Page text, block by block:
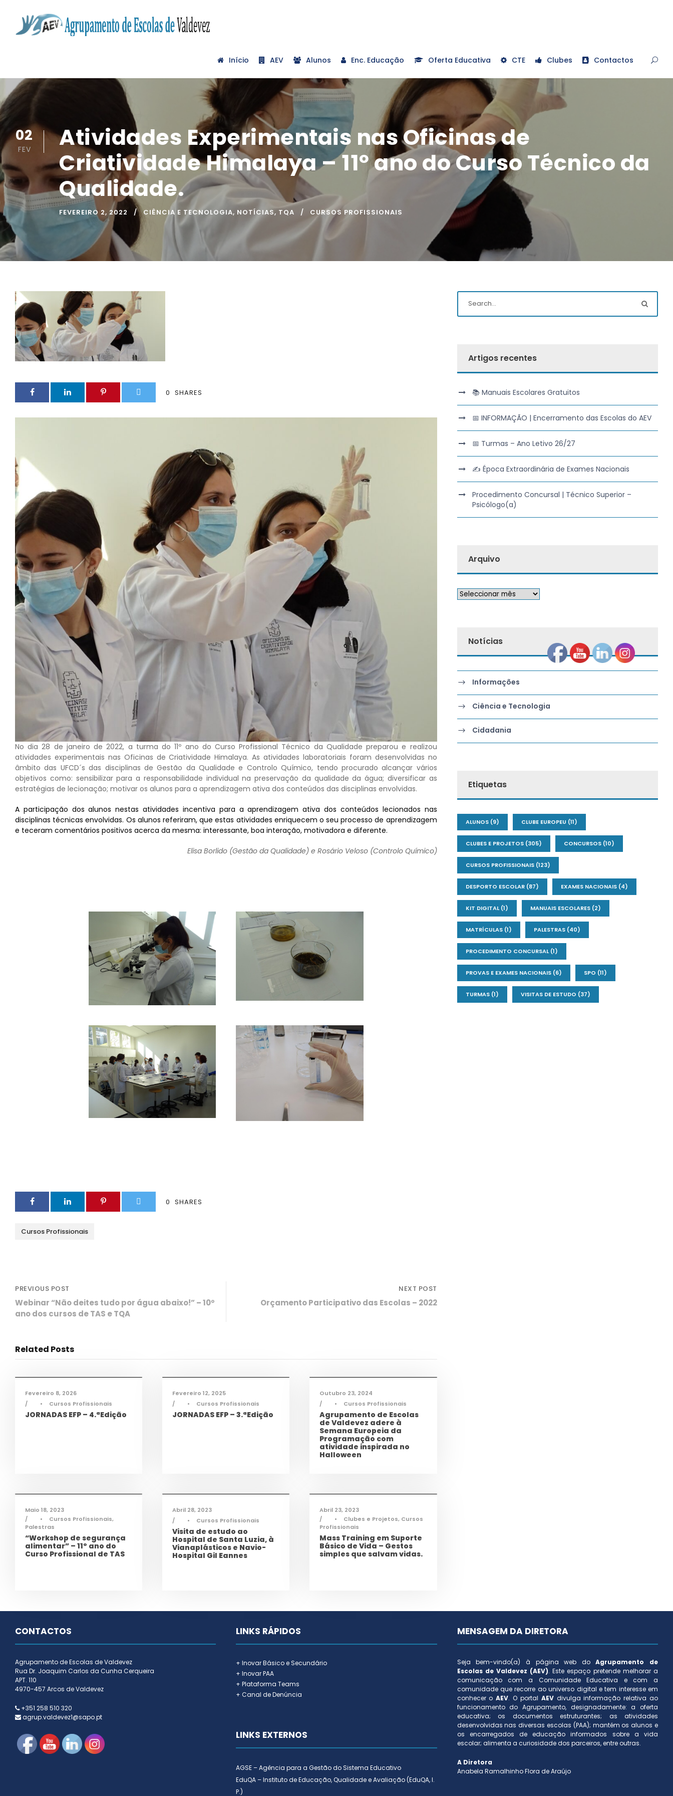
Início AEV Alunos Enc. Educação Oferta Educativa CTE Clubes Contactos
02
FEV
Atividades Experimentais nas Oficinas de
Criatividade Himalaya – 11º ano do Curso Técnico da
Qualidade.
FEVEREIRO 2, 2022 CIÊNCIA E TECNOLOGIA, NOTÍCIAS, TQA CURSOS PROFISSIONAIS
0 SHARES
No dia 28 de janeiro de 2022, a turma do 11º ano do Curso Profissional Técnico da Qualidade preparou e realizou
atividades experimentais nas Oficinas de Criatividade Himalaya. As atividades laboratoriais foram desenvolvidas no
âmbito das UFCD´s das disciplinas de Gestão da Qualidade e Controlo Químico, tendo procurado alcançar vários
objetivos como: sensibilizar para a responsabilidade individual na preservação da qualidade da água; diversificar as
estratégias de lecionação; motivar os alunos para a aprendizagem ativa dos conteúdos das disciplinas envolvidas.
A participação dos alunos nestas atividades incentiva para a aprendizagem ativa dos conteúdos lecionados nas
disciplinas técnicas envolvidas. Os alunos referiram, que estas atividades enriquecem o seu processo de aprendizagem
e teceram comentários positivos acerca da mesma: interessante, boa interação, motivadora e diferente.
Elisa Borlido (Gestão da Qualidade) e Rosário Veloso (Controlo Químico)
0 SHARES
Cursos Profissionais
PREVIOUS POST
Webinar “Não deites tudo por água abaixo!” – 10º
ano dos cursos de TAS e TQA
NEXT POST
Orçamento Participativo das Escolas – 2022
Related Posts
Ciência e Tecnologia
TMEC,TQA
Fevereiro 8, 2026
•
Cursos Profissionais
JORNADAS EFP – 4.ªEdição
TMEC,TQA
Fevereiro 12, 2025
•
Cursos Profissionais
JORNADAS EFP – 3.ªEdição
Informações,Notícias,TEAC
Outubro 23, 2024
•
Cursos Profissionais
Agrupamento de Escolas
de Valdevez adere à
Semana Europeia da
Programação com
atividade inspirada no
Halloween
Maio 18, 2023
•
Cursos Profissionais,
Palestras
“Workshop de segurança
alimentar” – 11º ano do
Curso Profissional de TAS
Abril 28, 2023
•
Cursos Profissionais
Visita de estudo ao
Hospital de Santa Luzia, à
Vianaplásticos e Navio-
Hospital Gil Eannes
Abril 23, 2023
•
Clubes e Projetos, Cursos
Profissionais
Mass Training em Suporte
Básico de Vida – Gestos
simples que salvam vidas.
Artigos recentes
📚 Manuais Escolares Gratuitos
📅 INFORMAÇÃO | Encerramento das Escolas do AEV
📅 Turmas – Ano Letivo 26/27
✍️ Época Extraordinária de Exames Nacionais
Procedimento Concursal | Técnico Superior –
Psicólogo(a)
Arquivo
Notícias
Informações
Ciência e Tecnologia
Cidadania
Etiquetas
ALUNOS(9) CLUBE EUROPEU (11)
CLUBES E PROJETOS(305) CONCURSOS(10)
CURSOS PROFISSIONAIS(123)
DESPORTO ESCOLAR(87) EXAMES NACIONAIS(4)
KIT DIGITAL(1) MANUAIS ESCOLARES(2)
MATRÍCULAS(1) PALESTRAS(40)
PROCEDIMENTO CONCURSAL(1)
PROVAS E EXAMES NACIONAIS(6) SPO (11)
TURMAS(1) VISITAS DE ESTUDO (37)
CONTACTOS
Agrupamento de Escolas de Valdevez
Rua Dr. Joaquim Carlos da Cunha Cerqueira
APT. 110
4970-457 Arcos de Valdevez
+351 258 510 320
agrup.valdevez1@sapo.pt
LINKS RÁPIDOS
+ Inovar Básico e Secundário
+ Inovar PAA
+ Plataforma Teams
+ Canal de Denúncia
LINKS EXTERNOS
AGSE – Agência para a Gestão do Sistema Educativo
EduQA – Instituto de Educação, Qualidade e Avaliação (EduQA, I.
P.)
MENSAGEM DA DIRETORA
Seja bem-vindo(a) à página web doAgrupamento de
Escolas de Valdevez (AEV). Este espaço pretende melhorar a
comunicação com a Comunidade Educativa e com a
comunidade que recorre ao universo digital e tem interesse em
conhecer oAEV. O portal AEVdivulga informação relativa ao
funcionamento do Agrupamento, designadamente: a oferta
educativa; os documentos estruturantes; as atividades
desenvolvidas nas diversas escolas (PAA); mantém os alunos e
os encarregados de educação informados sobre a vida
escolar; alimenta a curiosidade dos parceiros, entre outras.
A Diretora
Anabela Ramalhinho Flora de Araújo